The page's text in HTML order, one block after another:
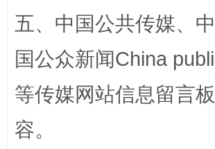
扯下公款旅游的“隐身衣”
五、中国公共传媒、
国公众新闻China
等传媒网站信息留言
容。